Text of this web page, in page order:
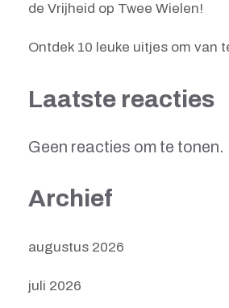
de Vrijheid op Twee Wielen!
Ontdek 10 leuke uitjes om van
Laatste reacties
Geen reacties om te tonen.
Archief
augustus 2026
juli 2026